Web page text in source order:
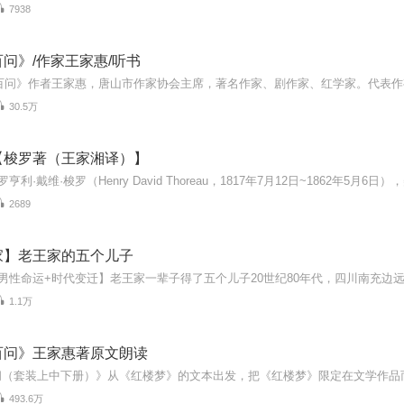
7938
》/作家王家惠/听书
30.5万
罗著（王家湘译）】
2689
老王家的五个儿子
1.1万
》王家惠著原文朗读
493.6万